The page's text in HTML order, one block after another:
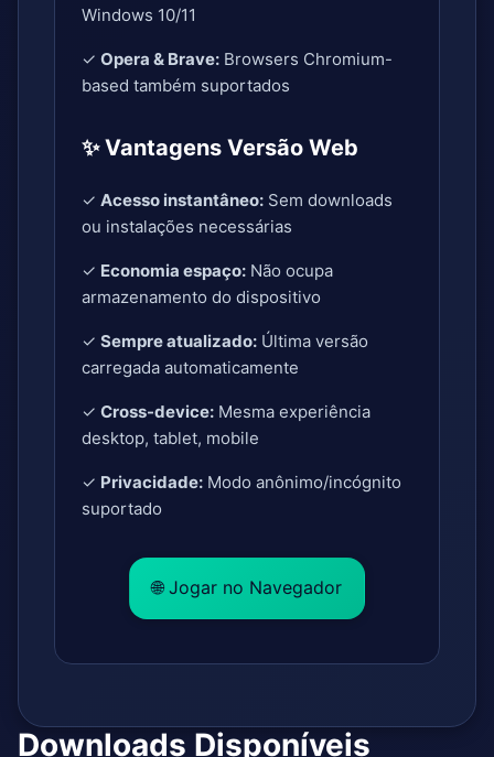
Windows 10/11
✓ Opera & Brave: Browsers Chromium-
based também suportados
✨ Vantagens Versão Web
✓ Acesso instantâneo: Sem downloads
ou instalações necessárias
✓ Economia espaço: Não ocupa
armazenamento do dispositivo
✓ Sempre atualizado: Última versão
carregada automaticamente
✓ Cross-device: Mesma experiência
desktop, tablet, mobile
✓ Privacidade: Modo anônimo/incógnito
suportado
🌐 Jogar no Navegador
Downloads Disponíveis